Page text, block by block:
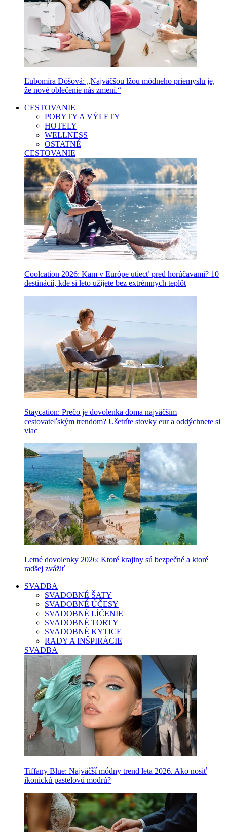
Ľubomíra Dóšová: „Najväčšou lžou módneho priemyslu je,
že nové oblečenie nás zmení.“
CESTOVANIE
POBYTY A VÝLETY
HOTELY
WELLNESS
OSTATNÉ
CESTOVANIE
Coolcation 2026: Kam v Európe utiecť pred horúčavami? 10
destinácií, kde si leto užijete bez extrémnych teplôt
Staycation: Prečo je dovolenka doma najväčším
cestovateľským trendom? Ušetríte stovky eur a oddýchnete si
viac
Letné dovolenky 2026: Ktoré krajiny sú bezpečné a ktoré
radšej zvážiť
SVADBA
SVADOBNÉ ŠATY
SVADOBNÉ ÚČESY
SVADOBNÉ LÍČENIE
SVADOBNÉ TORTY
SVADOBNÉ KYTICE
RADY A INŠPIRÁCIE
SVADBA
Tiffany Blue: Najväčší módny trend leta 2026. Ako nosiť
ikonickú pastelovú modrú?